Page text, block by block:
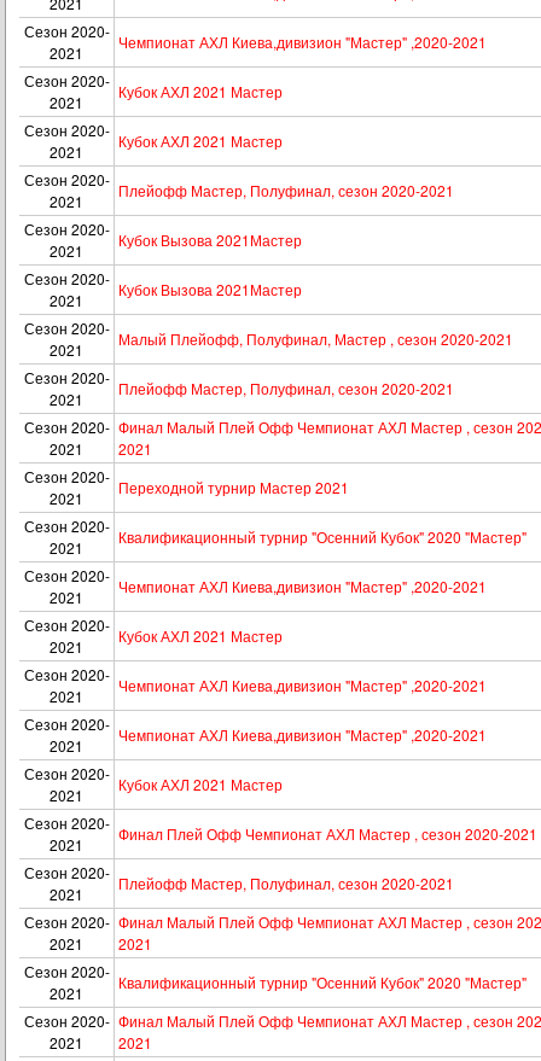
Сезон 2020-
2021
Чемпионат АХЛ Киева,дивизион "Мастер" ,2020-2021
Сезон 2020-
2021
Кубок АХЛ 2021 Мастер
Сезон 2020-
2021
Кубок АХЛ 2021 Мастер
Сезон 2020-
2021
Плейофф Мастер, Полуфинал, сезон 2020-2021
Сезон 2020-
2021
Кубок Вызова 2021Мастер
Сезон 2020-
2021
Кубок Вызова 2021Мастер
Сезон 2020-
2021
Малый Плейофф, Полуфинал, Мастер , сезон 2020-2021
Сезон 2020-
2021
Плейофф Мастер, Полуфинал, сезон 2020-2021
Сезон 2020-
2021
Финал Малый Плей Офф Чемпионат АХЛ Мастер , сезон
2021
Сезон 2020-
2021
Переходной турнир Мастер 2021
Сезон 2020-
2021
Квалификационный турнир "Осенний Кубок" 2020 "Мастер"
Сезон 2020-
2021
Чемпионат АХЛ Киева,дивизион "Мастер" ,2020-2021
Сезон 2020-
2021
Кубок АХЛ 2021 Мастер
Сезон 2020-
2021
Чемпионат АХЛ Киева,дивизион "Мастер" ,2020-2021
Сезон 2020-
2021
Чемпионат АХЛ Киева,дивизион "Мастер" ,2020-2021
Сезон 2020-
2021
Кубок АХЛ 2021 Мастер
Сезон 2020-
2021
Финал Плей Офф Чемпионат АХЛ Мастер , сезон 2020-2021
Сезон 2020-
2021
Плейофф Мастер, Полуфинал, сезон 2020-2021
Сезон 2020-
2021
Финал Малый Плей Офф Чемпионат АХЛ Мастер , сезон
2021
Сезон 2020-
2021
Квалификационный турнир "Осенний Кубок" 2020 "Мастер"
Сезон 2020-
2021
Финал Малый Плей Офф Чемпионат АХЛ Мастер , сезон
2021